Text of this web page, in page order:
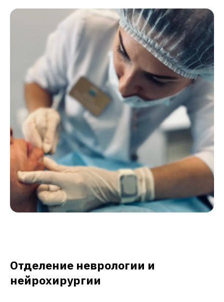
Отделение неврологии и
нейрохирургии